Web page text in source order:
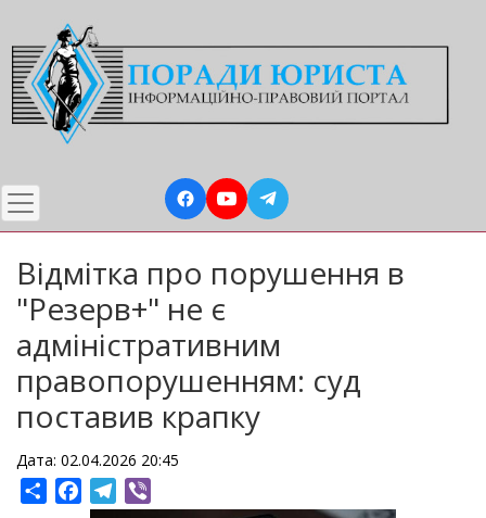
до
основного
вмісту
Відмітка про порушення в
"Резерв+" не є
адміністративним
правопорушенням: суд
поставив крапку
Дата: 02.04.2026 20:45
ShareFacebookTelegram